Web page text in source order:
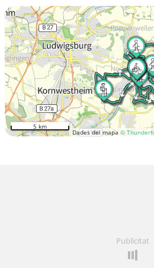
Dades del mapa ©
5 km
Publicitat